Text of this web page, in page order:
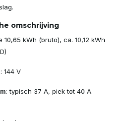
omschrijving
10,65 kWh (bruto), ca. 10,12 kWh
: 144 V
: typisch 37 A, piek tot 40 A